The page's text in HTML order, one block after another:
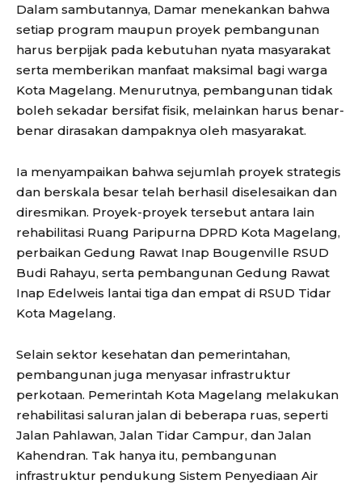
Dalam sambutannya, Damar menekankan bahwa
setiap program maupun proyek pembangunan
harus berpijak pada kebutuhan nyata masyarakat
serta memberikan manfaat maksimal bagi warga
Kota Magelang. Menurutnya, pembangunan tidak
boleh sekadar bersifat fisik, melainkan harus benar-
benar dirasakan dampaknya oleh masyarakat.
Ia menyampaikan bahwa sejumlah proyek strategis
dan berskala besar telah berhasil diselesaikan dan
diresmikan. Proyek-proyek tersebut antara lain
rehabilitasi Ruang Paripurna DPRD Kota Magelang,
perbaikan Gedung Rawat Inap Bougenville RSUD
Budi Rahayu, serta pembangunan Gedung Rawat
Inap Edelweis lantai tiga dan empat di RSUD Tidar
Kota Magelang.
Selain sektor kesehatan dan pemerintahan,
pembangunan juga menyasar infrastruktur
perkotaan. Pemerintah Kota Magelang melakukan
rehabilitasi saluran jalan di beberapa ruas, seperti
Jalan Pahlawan, Jalan Tidar Campur, dan Jalan
Kahendran. Tak hanya itu, pembangunan
infrastruktur pendukung Sistem Penyediaan Air